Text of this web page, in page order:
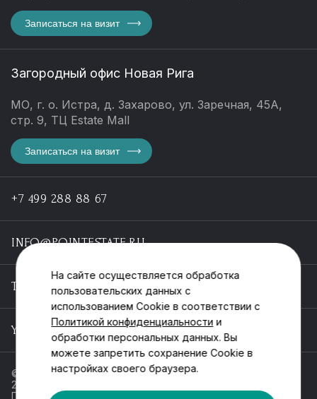
Записаться на визит
Загородный офис Новая Рига
МО, г. о. Истра, д. Захарово, ул. Заречная, 45А,
стр. 9, ТЦ Estate Mall
Записаться на визит
+7 499 288 88 67
INFO@POINTESTATE.RU
TELEGRAM
YOUTUBE
© ООО «Пойнт эстейт», ИНН 55546464612,
2013-2025
Политика обработки персональных данных
На сайте осуществляется обработка
пользовательских данных с
использованием Cookie в соответствии с
Политикой конфиденциальности и
обработки персональных данных. Вы
можете запретить сохранение Cookie в
настройках своего браузера.